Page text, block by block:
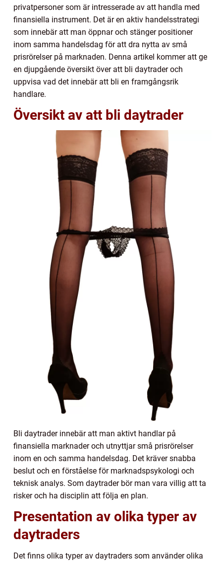
privatpersoner som är intresserade av att handla med
finansiella instrument. Det är en aktiv handelsstrategi
som innebär att man öppnar och stänger positioner
inom samma handelsdag för att dra nytta av små
prisrörelser på marknaden. Denna artikel kommer att ge
en djupgående översikt över att bli daytrader och
uppvisa vad det innebär att bli en framgångsrik
handlare.
Översikt av att bli daytrader
Bli daytrader innebär att man aktivt handlar på
finansiella marknader och utnyttjar små prisrörelser
inom en och samma handelsdag. Det kräver snabba
beslut och en förståelse för marknadspsykologi och
teknisk analys. Som daytrader bör man vara villig att ta
risker och ha disciplin att följa en plan.
Presentation av olika typer av
daytraders
Det finns olika typer av daytraders som använder olika